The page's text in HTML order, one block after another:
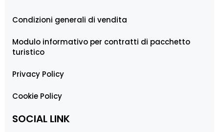
Condizioni generali di vendita
Modulo informativo per contratti di pacchetto
turistico
Privacy Policy
Cookie Policy
SOCIAL LINK